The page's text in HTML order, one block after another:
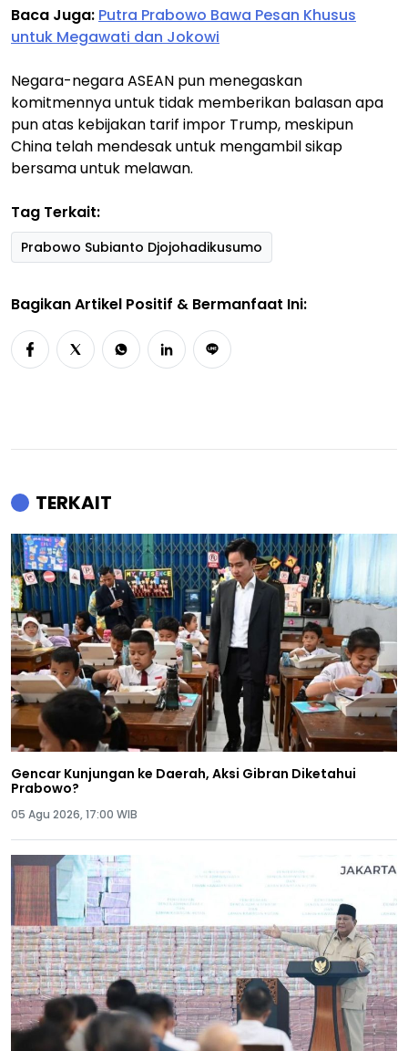
Baca Juga: Putra Prabowo Bawa Pesan Khusus
untuk Megawati dan Jokowi
Negara-negara ASEAN pun menegaskan
komitmennya untuk tidak memberikan balasan apa
pun atas kebijakan tarif impor Trump, meskipun
China telah mendesak untuk mengambil sikap
bersama untuk melawan.
Tag Terkait:
Prabowo Subianto Djojohadikusumo
Bagikan Artikel Positif & Bermanfaat Ini:
TERKAIT
Gencar Kunjungan ke Daerah, Aksi Gibran Diketahui
Prabowo?
05 Agu 2026, 17:00 WIB